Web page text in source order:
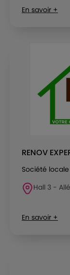
En savoir +
RENOV
Société
Hall 3 -
En savoir +